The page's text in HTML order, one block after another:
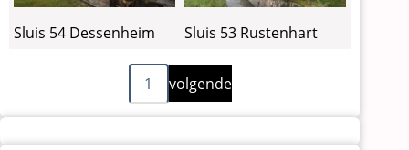
Sluis 54 Dessenheim Sluis 53 Rustenhart
1
Volgende
pagina
volgende